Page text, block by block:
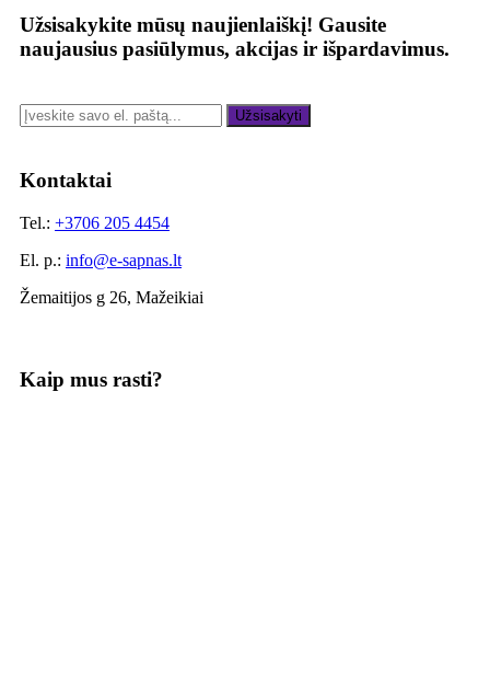
Užsisakykite mūsų naujienlaiškį! Gausite
naujausius pasiūlymus, akcijas ir išpardavimus.
Užsisakyti
Kontaktai
Tel.: +3706 205 4454
El. p.: info@e-sapnas.lt
Žemaitijos g 26, Mažeikiai
Kaip mus rasti?